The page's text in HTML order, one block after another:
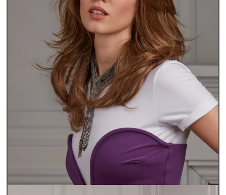
Περούκες Γυναικείες
Περούκες Παθήσεων Lux